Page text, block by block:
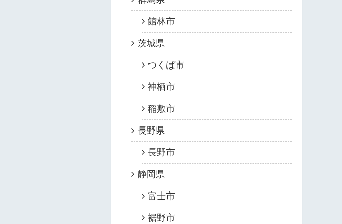
館林市
茨城県
つくば市
神栖市
稲敷市
長野県
長野市
静岡県
富士市
裾野市